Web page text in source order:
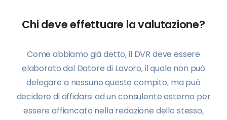
Chi deve effettuare la valutazione?
Come abbiamo già detto, il DVR deve essere
elaborato dal Datore di Lavoro, il quale non può
delegare a nessuno questo compito, ma può
decidere di affidarsi ad un consulente esterno per
essere affiancato nella redazione dello stesso,